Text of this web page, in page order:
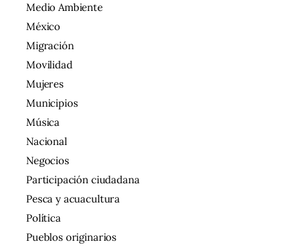
Medio Ambiente
México
Migración
Movilidad
Mujeres
Municipios
Música
Nacional
Negocios
Participación ciudadana
Pesca y acuacultura
Política
Pueblos originarios